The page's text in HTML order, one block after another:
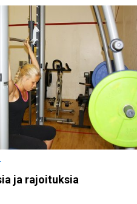
ja rajoituksia